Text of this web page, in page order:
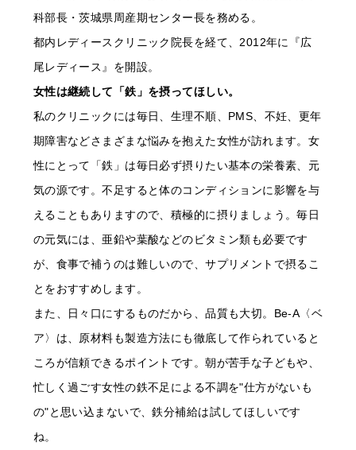
科部長・茨城県周産期センター長を務める。
都内レディースクリニック院長を経て、2012年に『広
尾レディース』を開設。
女性は継続して「鉄」を摂ってほしい。
私のクリニックには毎日、生理不順、PMS、不妊、更年
期障害などさまざまな悩みを抱えた女性が訪れます。女
性にとって「鉄」は毎日必ず摂りたい基本の栄養素、元
気の源です。不足すると体のコンディションに影響を与
えることもありますので、積極的に摂りましょう。毎日
の元気には、亜鉛や葉酸などのビタミン類も必要です
が、食事で補うのは難しいので、サプリメントで摂るこ
とをおすすめします。
また、日々口にするものだから、品質も大切。Be-A〈ベ
ア〉は、原材料も製造方法にも徹底して作られていると
ころが信頼できるポイントです。朝が苦手な子どもや、
忙しく過ごす女性の鉄不足による不調を"仕方がないも
の"と思い込まないで、鉄分補給は試してほしいです
ね。